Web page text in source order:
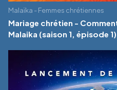
Malaïka - Femmes chrétiennes
Mariage chrétien -
Malaika (saison 1, épisode 1)